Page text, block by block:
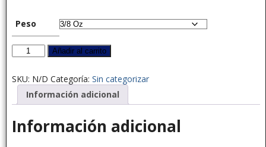
Peso
Añadir al carrito
SKU: N/D Categoría: Sin categorizar
Información adicional
Información adicional